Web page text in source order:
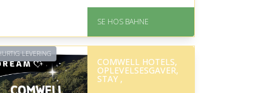
Gratis fragt
SE HOS BAHNE
LEVERING
COMWELL HOTELS,
OPLEVELSESGAVER,
STAY ,